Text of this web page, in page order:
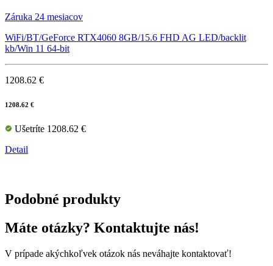
Záruka 24 mesiacov
WiFi/BT/GeForce RTX4060 8GB/15.6 FHD AG LED/backlit
kb/Win 11 64-bit
1208.62 €
1208.62 €
Ušetríte 1208.62 €
Detail
Podobné produkty
Máte otázky? Kontaktujte nás!
V prípade akýchkoľvek otázok nás neváhajte kontaktovať!